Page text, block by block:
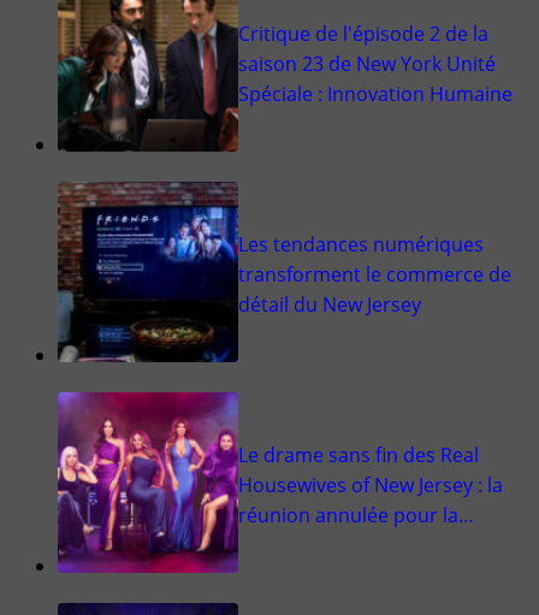
Critique de l'épisode 2 de la
saison 23 de New York Unité
Spéciale : Innovation Humaine
Les tendances numériques
transforment le commerce de
détail du New Jersey
Le drame sans fin des Real
Housewives of New Jersey : la
réunion annulée pour la…